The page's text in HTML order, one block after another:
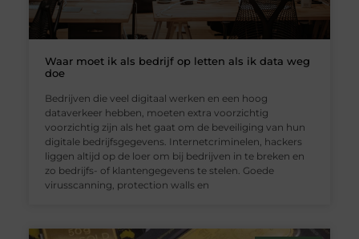
Waar moet ik als bedrijf op letten als ik data weg
doe
Bedrijven die veel digitaal werken en een hoog
dataverkeer hebben, moeten extra voorzichtig
voorzichtig zijn als het gaat om de beveiliging van hun
digitale bedrijfsgegevens. Internetcriminelen, hackers
liggen altijd op de loer om bij bedrijven in te breken en
zo bedrijfs- of klantengegevens te stelen. Goede
virusscanning, protection walls en